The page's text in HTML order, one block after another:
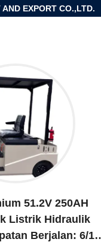
EXPORT CO.,LTD.
51.2V 250AH
Listrik Hidraulik
Berjalan: 6/12